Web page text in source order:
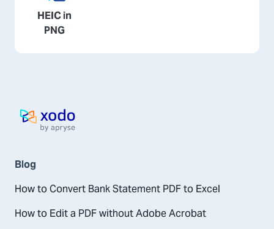
HEIC in
PNG
Pagina iniziale
Blog
How to Convert Bank Statement PDF to Excel
How to Edit a PDF without Adobe Acrobat